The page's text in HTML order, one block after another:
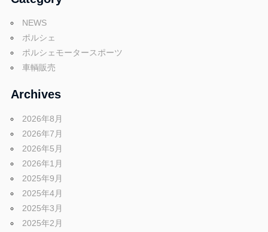
NEWS
ポルシェ
ポルシェモータースポーツ
車輌販売
Archives
2026年8月
2026年7月
2026年5月
2026年1月
2025年9月
2025年4月
2025年3月
2025年2月